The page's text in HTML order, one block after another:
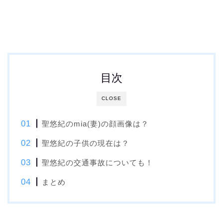
CLOSE
目次
聖悠紀のmia(妻)の顔画像は？
聖悠紀の子供の現在は？
聖悠紀の交通事故についても！
まとめ